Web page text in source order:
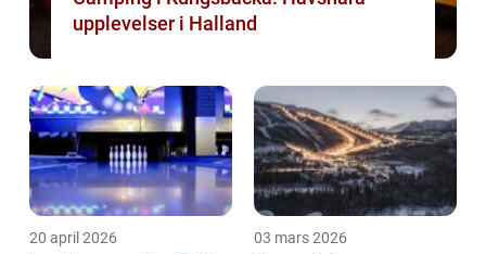
upplevelser i Halland
20 april 2026 03 mars 2026